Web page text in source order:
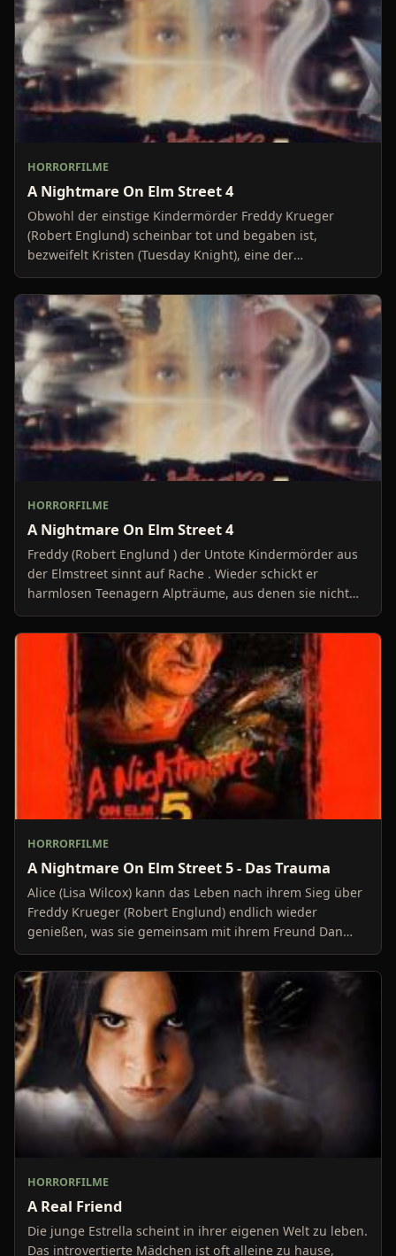
HORRORFILME
A Nightmare On Elm Street 4
Obwohl der einstige Kindermörder Freddy Krueger
(Robert Englund) scheinbar tot und begaben ist,
bezweifelt Kristen (Tuesday Knight), eine der
Überlebenden de
HORRORFILME
A Nightmare On Elm Street 4
Freddy (Robert Englund ) der Untote Kindermörder aus
der Elmstreet sinnt auf Rache . Wieder schickt er
harmlosen Teenagern Alpträume, aus denen sie nicht
meh
HORRORFILME
A Nightmare On Elm Street 5 - Das Trauma
Alice (Lisa Wilcox) kann das Leben nach ihrem Sieg über
Freddy Krueger (Robert Englund) endlich wieder
genießen, was sie gemeinsam mit ihrem Freund Dan
(Dann
HORRORFILME
A Real Friend
Die junge Estrella scheint in ihrer eigenen Welt zu leben.
Das introvertierte Mädchen ist oft alleine zu hause,